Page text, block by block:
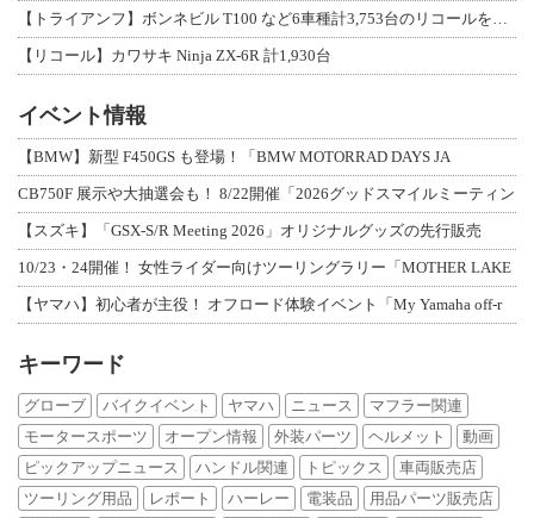
【リコール】カワサキ Ninja ZX-6R 計1,930台
イベント情報
【BMW】新型 F450GS も登場！「BMW MOTORRAD DAYS JA
CB750F 展示や大抽選会も！ 8/22開催「2026グッドスマイルミーティン
【スズキ】「GSX-S/R Meeting 2026」オリジナルグッズの先行販売
10/23・24開催！ 女性ライダー向けツーリングラリー「MOTHER LAKE
【ヤマハ】初心者が主役！ オフロード体験イベント「My Yamaha off-r
キーワード
グローブ バイクイベント ヤマハ ニュース
マフラー関連
モータースポーツ
オープン情報 外装パーツ ヘルメット
動画
ピックアップニュース
ハンドル関連 トピックス
車両販売店
ツーリング用品
レポート ハーレー 電装品
用品パーツ販売店